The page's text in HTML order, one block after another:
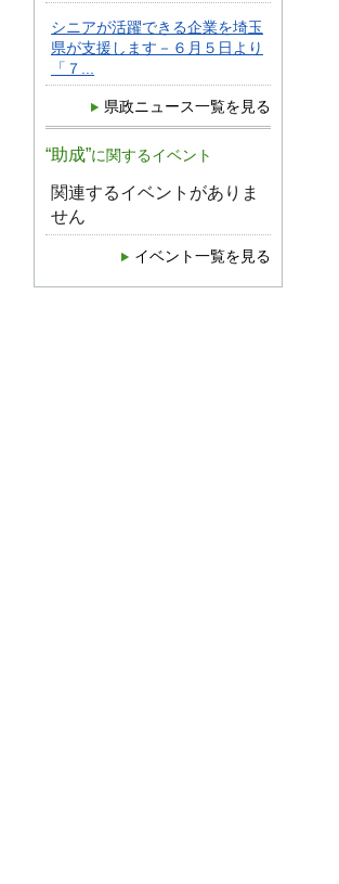
シニアが活躍できる企業を埼玉
県が支援します－６月５日より
「７...
県政ニュース一覧を見る
“助成”に関するイベント
関連するイベントがありま
せん
イベント一覧を見る